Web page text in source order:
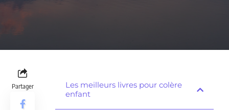
Partager
Les meilleurs livres pour colère
enfant